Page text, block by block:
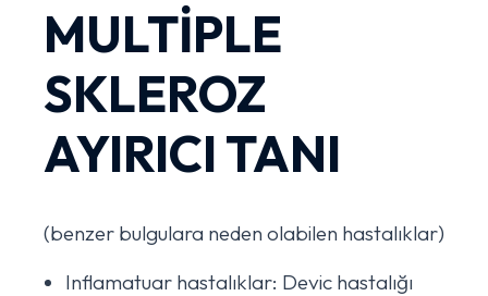
MULTİPLE
SKLEROZ
AYIRICI TANI
(benzer bulgulara neden olabilen hastalıklar)
Inflamatuar hastalıklar: Devic hastalığı